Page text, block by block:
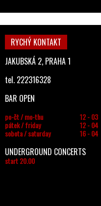
RYCHÝ KONTAKT
JAKUBSKÁ 2, PRAHA 1
tel. 222316328
BAR OPEN
po-čt / mo-thu
12 - 03
pátek / friday
12 - 04
sobota / saturday
16 - 04
UNDERGROUND CONCERTS
start 20.00